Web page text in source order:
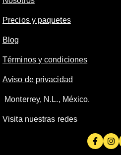
Precios y paquetes
Blog
Términos y condiciones
Aviso de privacidad
Monterrey, N.L., México.
Visita nuestras redes